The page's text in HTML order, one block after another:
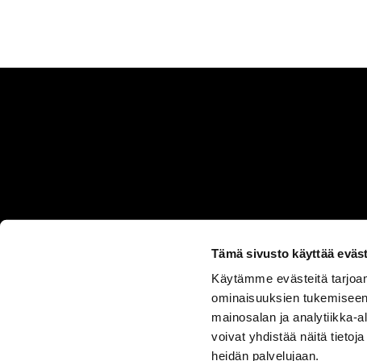
Tämä sivusto käyttää
Käytämme evästeitä
ominaisuuksien
mainosalan ja analytiikka-
voivat yhdistää näitä
heidän palvelujaan.
ASIAKASPALVELU
050 555
0330